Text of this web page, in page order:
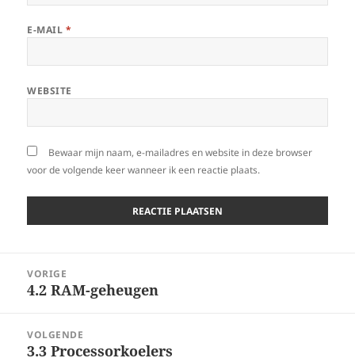
E-MAIL *
WEBSITE
Bewaar mijn naam, e-mailadres en website in deze browser
voor de volgende keer wanneer ik een reactie plaats.
VORIGE
Vorig
4.2 RAM-geheugen
VOLGENDE
Volgend
3.3 Processorkoelers